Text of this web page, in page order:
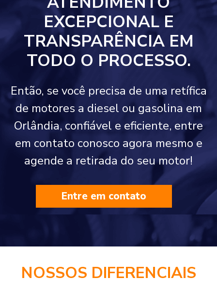
EXCEPCIONAL E
TRANSPARÊNCIA EM
TODO O PROCESSO.
Então, se você precisa de uma retífica
de motores a diesel ou gasolina em
Orlândia, confiável e eficiente, entre
em contato conosco agora mesmo e
agende a retirada do seu motor!
Entre em contato
NOSSOS DIFERENCIAIS